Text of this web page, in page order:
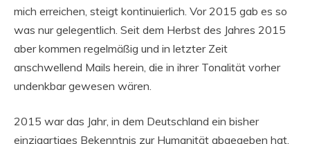
mich erreichen, steigt kontinuierlich. Vor 2015 gab es so
was nur gelegentlich. Seit dem Herbst des Jahres 2015
aber kommen regelmäßig und in letzter Zeit
anschwellend Mails herein, die in ihrer Tonalität vorher
undenkbar gewesen wären.
2015 war das Jahr, in dem Deutschland ein bisher
einzigartiges Bekenntnis zur Humanität abgegeben hat,